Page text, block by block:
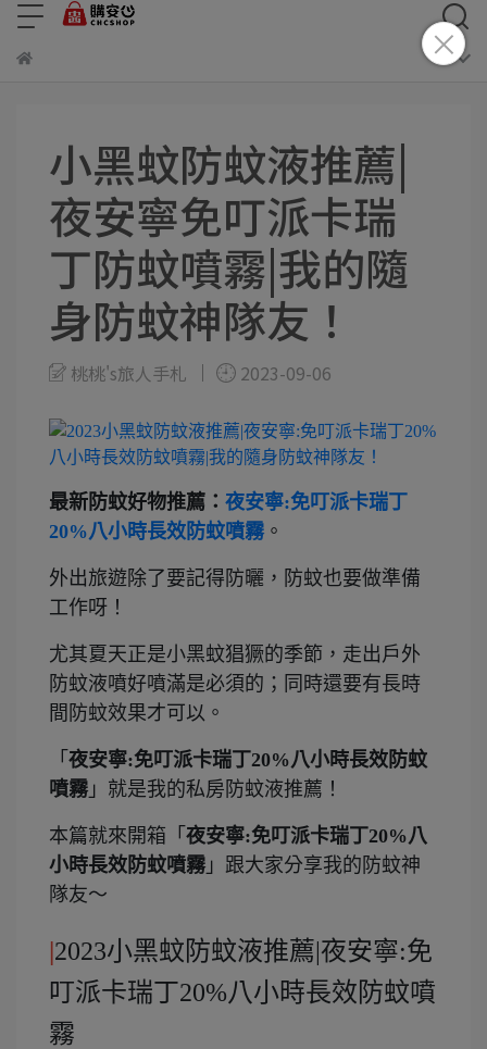
小黑蚊防蚊液推薦|
夜安寧免叮派卡瑞
丁防蚊噴霧|我的隨
身防蚊神隊友！
桃桃's旅人手札 2023-09-06
最新防蚊好物推薦： 夜安寧:免叮派卡瑞丁
20%八小時長效防蚊噴霧 。
外出旅遊除了要記得防曬，防蚊也要做準備
工作呀！
尤其夏天正是小黑蚊猖獗的季節，走出戶外
防蚊液噴好噴滿是必須的；同時還要有長時
間防蚊效果才可以。
「 夜安寧:免叮派卡瑞丁20%八小時長效防蚊
噴霧 」就是我的私房防蚊液推薦！
本篇就來開箱「 夜安寧:免叮派卡瑞丁20%八
小時長效防蚊噴霧 」跟大家分享我的防蚊神
隊友～
|2023小黑蚊防蚊液推薦|夜安寧:免
叮派卡瑞丁20%八小時長效防蚊噴
霧